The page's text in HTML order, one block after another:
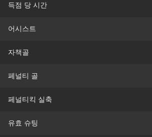
득점 당 시간
어시스트
자책골
페널티 골
페널티킥 실축
유효 슈팅